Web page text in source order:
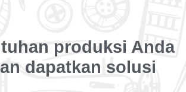
produksi Anda
dapatkan solusi